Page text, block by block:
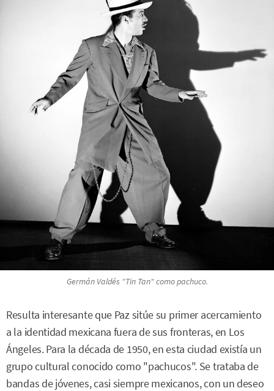
Germán Valdés "Tin Tan" como pachuco.
Resulta interesante que Paz sitúe su primer acercamiento
a la identidad mexicana fuera de sus fronteras, en Los
Ángeles. Para la década de 1950, en esta ciudad existía un
grupo cultural conocido como "pachucos". Se trataba de
bandas de jóvenes, casi siempre mexicanos, con un deseo